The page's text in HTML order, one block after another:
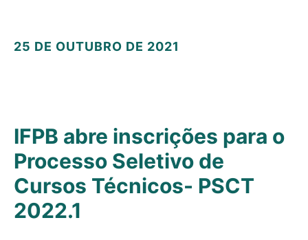
25 DE OUTUBRO DE 2021
IFPB abre inscrições para o
Processo Seletivo de
Cursos Técnicos- PSCT
2022.1